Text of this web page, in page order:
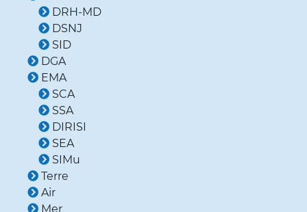
DRH-MD
DSNJ
SID
DGA
EMA
SCA
SSA
DIRISI
SEA
SIMu
Terre
Air
Mer